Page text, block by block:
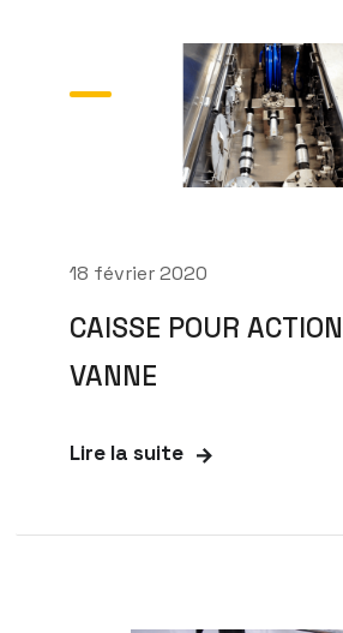
18 février 2020
CAISSE POUR
VANNE
Lire la suite